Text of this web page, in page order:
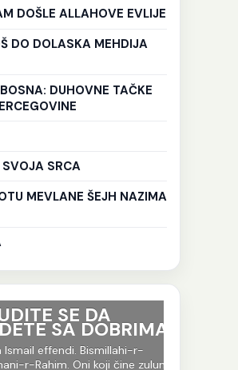
DOŠLE ALLAHOVE EVLIJE
DO DOLASKA MEHDIJA
DUHOVNE TAČKE
SRCA
MEVLANE ŠEJH NAZIMA
SE DA
SA DOBRIMA
effendi. Bismillahi-r-
r-Rahim. Oni koji čine zulum